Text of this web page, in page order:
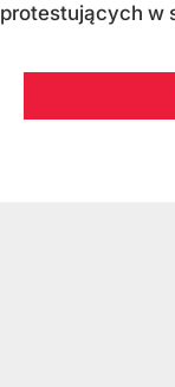
protestujących w